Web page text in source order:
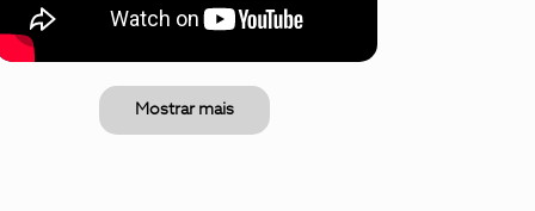
Mostrar mais